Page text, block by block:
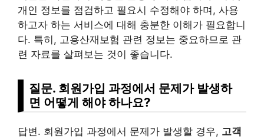
개인 정보를 점검하고 필요시 수정해야 하며, 사용
하고자 하는 서비스에 대해 충분한 이해가 필요합니
다. 특히, 고용산재보험 관련 정보는 중요하므로 관
련 자료를 살펴보는 것이 좋습니다.
질문. 회원가입 과정에서 문제가 발생하
면 어떻게 해야 하나요?
답변. 회원가입 과정에서 문제가 발생할 경우, 고객